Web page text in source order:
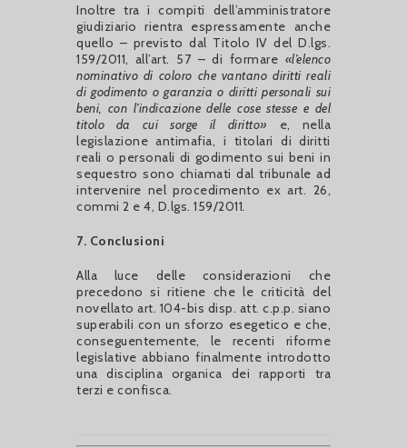
Inoltre tra i compiti dell’amministratore
giudiziario rientra espressamente anche
quello – previsto dal Titolo IV del D.lgs.
159/2011, all’art. 57 – di formare «l’elenco
nominativo di coloro che vantano diritti reali
di godimento o garanzia o diritti personali sui
beni, con l’indicazione delle cose stesse e del
titolo da cui sorge il diritto» e, nella
legislazione antimafia, i titolari di diritti
reali o personali di godimento sui beni in
sequestro sono chiamati dal tribunale ad
intervenire nel procedimento ex art. 26,
commi 2 e 4, D.lgs. 159/2011.
7. Conclusioni
Alla luce delle considerazioni che
precedono si ritiene che le criticità del
novellato art. 104-bis disp. att. c.p.p. siano
superabili con un sforzo esegetico e che,
conseguentemente, le recenti riforme
legislative abbiano finalmente introdotto
una disciplina organica dei rapporti tra
terzi e confisca.